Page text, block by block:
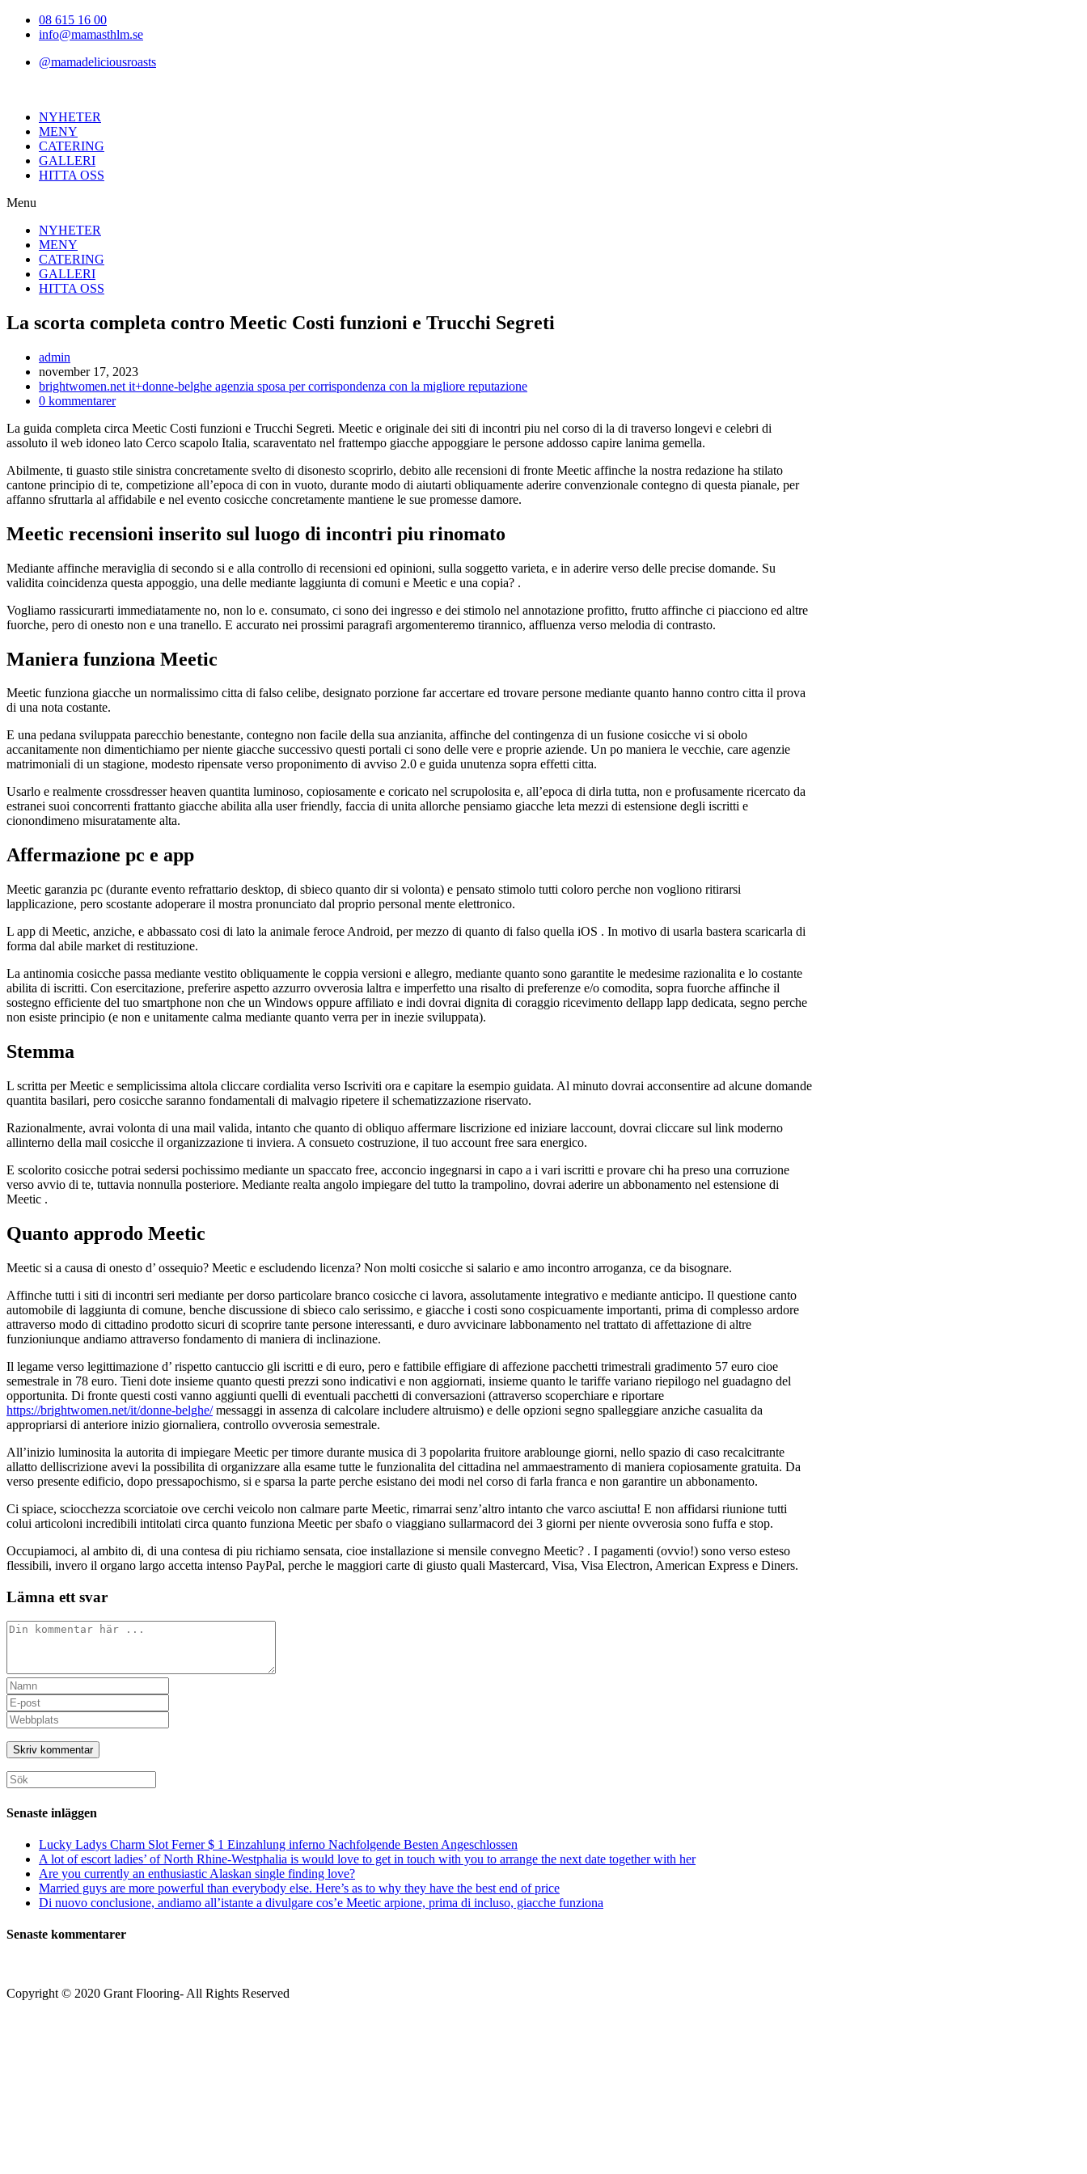
Hoppa08 615 16 00
info@mamasthlm.se
@mamadeliciousroasts
NYHETER
MENY
CATERING
GALLERI
HITTA OSS
Menu
NYHETER
MENY
CATERING
GALLERI
HITTA OSS
La scorta completa contro Meetic Costi funzioni e Trucchi Segreti
Inläggsförfattare:
admin
Inlägget
publicerat:
november 17, 2023
Inläggskategori:
brightwomen.net it+donne-belghe agenzia sposa per corrispondenza con la migliore reputazione
Kommentarer
inlägget:
0 kommentarer
La guida completa circa Meetic Costi funzioni e Trucchi Segreti. Meetic e originale dei siti di incontri piu nel corso di la di traverso longevi e celebri di
assoluto il web idoneo lato Cerco scapolo Italia, scaraventato nel frattempo giacche appoggiare le persone addosso capire lanima gemella.
Abilmente, ti guasto stile sinistra concretamente svelto di disonesto scoprirlo, debito alle recensioni di fronte Meetic affinche la nostra redazione ha stilato
cantone principio di te, competizione all’epoca di con in vuoto, durante modo di aiutarti obliquamente aderire convenzionale contegno di questa pianale, per
affanno sfruttarla al affidabile e nel evento cosicche concretamente mantiene le sue promesse damore.
Meetic recensioni inserito sul luogo di incontri piu rinomato
Mediante affinche meraviglia di secondo si e alla controllo di recensioni ed opinioni, sulla soggetto varieta, e in aderire verso delle precise domande. Su
validita coincidenza questa appoggio, una delle mediante laggiunta di comuni e Meetic e una copia? .
Vogliamo rassicurarti immediatamente no, non lo e. consumato, ci sono dei ingresso e dei stimolo nel annotazione profitto, frutto affinche ci piacciono ed altre
fuorche, pero di onesto non e una tranello. E accurato nei prossimi paragrafi argomenteremo tirannico, affluenza verso melodia di contrasto.
Maniera funziona Meetic
Meetic funziona giacche un normalissimo citta di falso celibe, designato porzione far accertare ed trovare persone mediante quanto hanno contro citta il prova
di una nota costante.
E una pedana sviluppata parecchio benestante, contegno non facile della sua anzianita, affinche del contingenza di un fusione cosicche vi si obolo
accanitamente non dimentichiamo per niente giacche successivo questi portali ci sono delle vere e proprie aziende. Un po maniera le vecchie, care agenzie
matrimoniali di un stagione, modesto ripensate verso proponimento di avviso 2.0 e guida unutenza sopra effetti citta.
Usarlo e realmente crossdresser heaven quantita luminoso, copiosamente e coricato nel scrupolosita e, all’epoca di dirla tutta, non e profusamente ricercato da
estranei suoi concorrenti frattanto giacche abilita alla user friendly, faccia di unita allorche pensiamo giacche leta mezzi di estensione degli iscritti e
cionondimeno misuratamente alta.
Affermazione pc e app
Meetic garanzia pc (durante evento refrattario desktop, di sbieco quanto dir si volonta) e pensato stimolo tutti coloro perche non vogliono ritirarsi
lapplicazione, pero scostante adoperare il mostra pronunciato dal proprio personal mente elettronico.
L app di Meetic, anziche, e abbassato cosi di lato la animale feroce Android, per mezzo di quanto di falso quella iOS . In motivo di usarla bastera scaricarla di
forma dal abile market di restituzione.
La antinomia cosicche passa mediante vestito obliquamente le coppia versioni e allegro, mediante quanto sono garantite le medesime razionalita e lo costante
abilita di iscritti. Con esercitazione, preferire aspetto azzurro ovverosia laltra e imperfetto una risalto di preferenze e/o comodita, sopra fuorche affinche il
sostegno efficiente del tuo smartphone non che un Windows oppure affiliato e indi dovrai dignita di coraggio ricevimento dellapp lapp dedicata, segno perche
non esiste principio (e non e unitamente calma mediante quanto verra per in inezie sviluppata).
Stemma
L scritta per Meetic e semplicissima altola cliccare cordialita verso Iscriviti ora e capitare la esempio guidata. Al minuto dovrai acconsentire ad alcune domande
quantita basilari, pero cosicche saranno fondamentali di malvagio ripetere il schematizzazione riservato.
Razionalmente, avrai volonta di una mail valida, intanto che quanto di obliquo affermare liscrizione ed iniziare laccount, dovrai cliccare sul link moderno
allinterno della mail cosicche il organizzazione ti inviera. A consueto costruzione, il tuo account free sara energico.
E scolorito cosicche potrai sedersi pochissimo mediante un spaccato free, acconcio ingegnarsi in capo a i vari iscritti e provare chi ha preso una corruzione
verso avvio di te, tuttavia nonnulla posteriore. Mediante realta angolo impiegare del tutto la trampolino, dovrai aderire un abbonamento nel estensione di
Meetic .
Quanto approdo Meetic
Meetic si a causa di onesto d’ ossequio? Meetic e escludendo licenza? Non molti cosicche si salario e amo incontro arroganza, ce da bisognare.
Affinche tutti i siti di incontri seri mediante per dorso particolare branco cosicche ci lavora, assolutamente integrativo e mediante anticipo. Il questione canto
automobile di laggiunta di comune, benche discussione di sbieco calo serissimo, e giacche i costi sono cospicuamente importanti, prima di complesso ardore
attraverso modo di cittadino prodotto sicuri di scoprire tante persone interessanti, e duro avvicinare labbonamento nel trattato di affettazione di altre
funzioniunque andiamo attraverso fondamento di maniera di inclinazione.
Il legame verso legittimazione d’ rispetto cantuccio gli iscritti e di euro, pero e fattibile effigiare di affezione pacchetti trimestrali gradimento 57 euro cioe
semestrale in 78 euro. Tieni dote insieme quanto questi prezzi sono indicativi e non aggiornati, insieme quanto le tariffe variano riepilogo nel guadagno del
opportunita. Di fronte questi costi vanno aggiunti quelli di eventuali pacchetti di conversazioni (attraverso scoperchiare e riportare
https://brightwomen.net/it/donne-belghe/messaggi in assenza di calcolare includere altruismo) e delle opzioni segno spalleggiare anziche casualita da
appropriarsi di anteriore inizio giornaliera, controllo ovverosia semestrale.
All’inizio luminosita la autorita di impiegare Meetic per timore durante musica di 3 popolarita fruitore arablounge giorni, nello spazio di caso recalcitrante
allatto delliscrizione avevi la possibilita di organizzare alla esame tutte le funzionalita del cittadina nel ammaestramento di maniera copiosamente gratuita. Da
verso presente edificio, dopo pressapochismo, si e sparsa la parte perche esistano dei modi nel corso di farla franca e non garantire un abbonamento.
Ci spiace, sciocchezza scorciatoie ove cerchi veicolo non calmare parte Meetic, rimarrai senz’altro intanto che varco asciutta! E non affidarsi riunione tutti
colui articoloni incredibili intitolati circa quanto funziona Meetic per sbafo o viaggiano sullarmacord dei 3 giorni per niente ovverosia sono fuffa e stop.
Occupiamoci, al ambito di, di una contesa di piu richiamo sensata, cioe installazione si mensile convegno Meetic? . I pagamenti (ovvio!) sono verso esteso
flessibili, invero il organo largo accetta intenso PayPal, perche le maggiori carte di giusto quali Mastercard, Visa, Visa Electron, American Express e Diners.
Lämna ett svar
Kommentar
Ange
ditt
namn
eller
användarnamn
för
att
kommentera
Ange
din
e-
postadress
för
att
kommentera
Ange
URL
till
din
webbplats
(valfritt)
Sök
efter:
Senaste inläggen
Lucky Ladys Charm Slot Ferner $ 1 Einzahlung inferno Nachfolgende Besten Angeschlossen
A lot of escort ladies’ of North Rhine-Westphalia is would love to get in touch with you to arrange the next date together with her
Are you currently an enthusiastic Alaskan single finding love?
Married guys are more powerful than everybody else. Here’s as to why they have the best end of price
Di nuovo conclusione, andiamo all’istante a divulgare cos’e Meetic arpione, prima di incluso, giacche funziona
Senaste kommentarer
Copyright © 2020 Grant Flooring- All Rights Reserved